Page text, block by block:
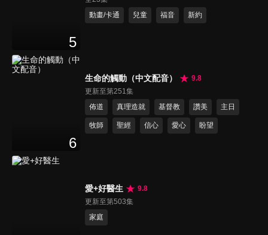
5
動畫/卡通
兒童 福音 新約
6
生命的觸動（中文配音）
9.8
更新至第251集
佈道
真理造就 基督教 讚美 主日
牧師 聖經 信心 愛心 盼望
愛+好醫生
9.8
更新至第503集
家庭